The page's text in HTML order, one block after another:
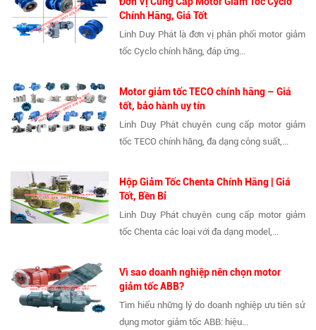
Chính Hãng, Giá Tốt
Linh Duy Phát là đơn vị phân phối motor giảm
tốc Cyclo chính hãng, đáp ứng...
Motor giảm tốc TECO chính hãng – Giá
tốt, bảo hành uy tín
Linh Duy Phát chuyên cung cấp motor giảm
tốc TECO chính hãng, đa dạng công suất,...
Hộp Giảm Tốc Chenta Chính Hãng | Giá
Tốt, Bền Bỉ
Linh Duy Phát chuyên cung cấp motor giảm
tốc Chenta các loại với đa dạng model,...
Vì sao doanh nghiệp nên chọn motor
giảm tốc ABB?
Tìm hiểu những lý do doanh nghiệp ưu tiên sử
dụng motor giảm tốc ABB: hiệu...